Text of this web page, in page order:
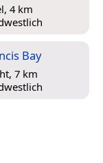
4 km
Bay
7 km